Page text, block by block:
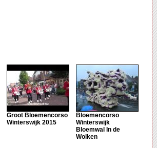
Groot Bloemencorso
Winterswijk 2015
Bloemencorso
Winterswijk
Bloemwal In de
Wolken